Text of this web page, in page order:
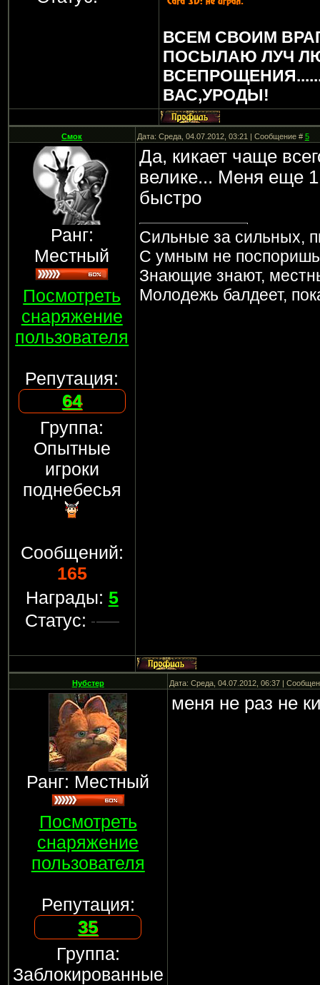
ВСЕМ СВОИМ
ПОСЫЛАЮ ЛУЧ
ВАС,УРОДЫ!
Смок Дата: Среда, 04.07.2012, 03:21 | Сообщение #5
Ранг:
Местный
Посмотреть
снаряжение
пользователя
Репутация:
64
Группа:
Опытные
игроки
поднебесья
Сообщений:
165
Награды: 5
Статус:
Да, кикает чаще
велике... Меня еще 1
быстро
Сильные за сильных,
С умным не
Знающие знают,
Молодежь балдеет,
Нубстер Дата: Среда, 04.07.2012, 06:37 |
Ранг: Местный
Посмотреть
снаряжение
пользователя
Репутация:
35
Группа:
Заблокированные
меня не раз не